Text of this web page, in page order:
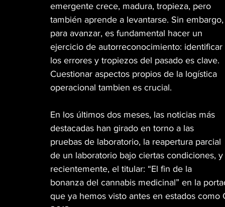
MÚSICA PET PAWS CINEMA TWIST
GREEN TIPS HIGH LIGHTS WEB3
CANNA GLAMOUR
emergente crece, madura, tropieza, pero
también aprende a levantarse. Sin
para avanzar, es fundamental hacer un
ejercicio de autorreconocimiento: identificar
los errores y tropiezos del pasado es clave.
Cuestionar aspectos propios de la logística
operacional tambien es crucial.
En los últimos dos meses, las noticias más
destacadas han girado en torno a las
pruebas de laboratorio, la reapertura parcial
de un laboratorio bajo ciertas condiciones, y
recientemente, el titular: “El fin de la
bonanza del cannabis medicinal” en la
que ya hemos visto antes en estados